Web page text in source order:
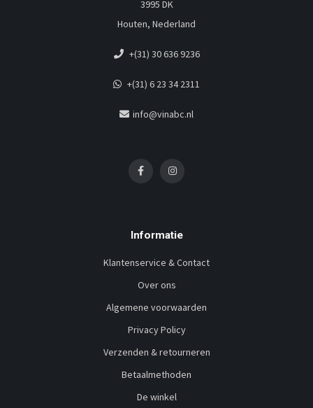
3995 DK
Houten, Nederland
+(31) 30 636 9236
+(31) 6 23 34 2311
info@vinabc.nl
Informatie
Klantenservice & Contact
Over ons
Algemene voorwaarden
Privacy Policy
Verzenden & retourneren
Betaalmethoden
De winkel